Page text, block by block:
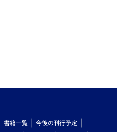
書籍一覧
今後の刊行予定